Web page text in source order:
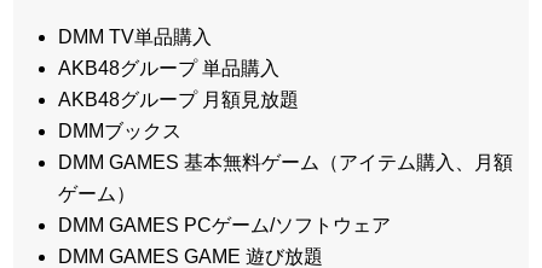
DMM TV単品購入
AKB48グループ 単品購入
AKB48グループ 月額見放題
DMMブックス
DMM GAMES 基本無料ゲーム（アイテム購入、月額
ゲーム）
DMM GAMES PCゲーム/ソフトウェア
DMM GAMES GAME 遊び放題